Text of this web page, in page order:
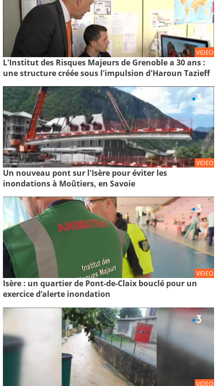
VIDEO
L'Institut des Risques Majeurs de Grenoble a 30 ans :
une structure créée sous l'impulsion d'Haroun Tazieff
VIDEO
Un nouveau pont sur l'Isère pour éviter les
inondations à Moûtiers, en Savoie
VIDEO
Isère : un quartier de Pont-de-Claix bouclé pour un
exercice d’alerte inondation
VIDEO